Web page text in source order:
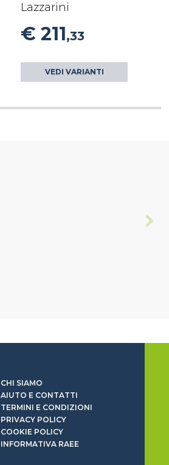
Lazzarini
€ 211,33
VEDI VARIANTI
CHI SIAMO
AIUTO E CONTATTI
TERMINI E CONDIZIONI
PRIVACY POLICY
COOKIE POLICY
INFORMATIVA RAEE